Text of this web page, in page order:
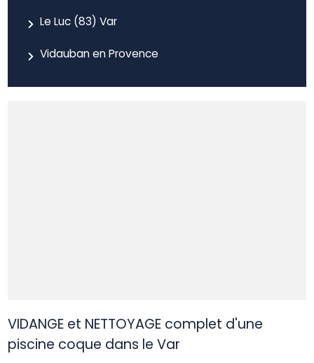
Le Luc (83) Var
Vidauban en Provence
VIDANGE et NETTOYAGE complet d'une
piscine coque dans le Var